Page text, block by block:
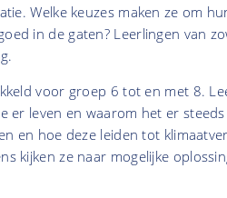
Welke keuzes maken ze om
in de gaten? Leerlingen van
voor groep 6 tot en met 8.
er leven en waarom het er
en hoe deze leiden tot
kijken ze naar mogelijke